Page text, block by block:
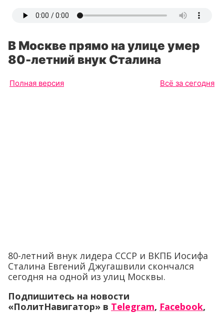
В Москве прямо на улице умер
80-летний внук Сталина
Полная версия Всё за сегодня
80-летний внук лидера СССР и ВКПБ Иосифа
Сталина Евгений Джугашвили скончался
сегодня на одной из улиц Москвы.
Подпишитесь на новости
«ПолитНавигатор» в Telegram, Facebook,